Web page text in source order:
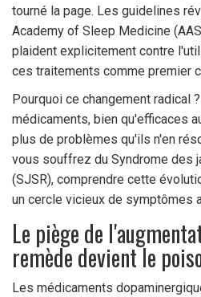
tourné la page. Les guidelines
Academy of Sleep Medicine
plaident explicitement contre
ces traitements comme premier
Pourquoi ce changement radical
médicaments, bien qu'efficaces
plus de problèmes qu'ils n'en
vous souffrez du Syndrome des
(SJSR), comprendre cette
un cercle vicieux de symptômes
Le piège de
remède devient le
Les médicaments